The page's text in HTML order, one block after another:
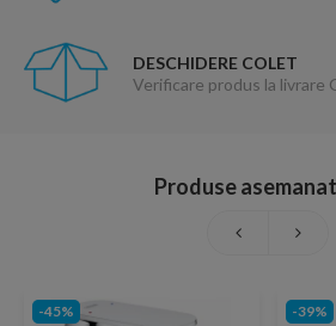
DESCHIDERE COLET
Verificare produs la livrare
Produse
-45% -39%